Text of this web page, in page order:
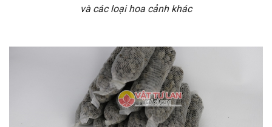
và các loại hoa cảnh khác